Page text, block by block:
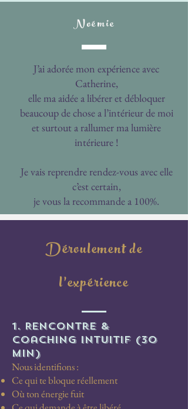
Noémie
J’ai adorée mon expérience avec
Catherine,
elle ma aidée a libérer et débloquer
beaucoup de chose a l’intérieur de moi
et surtout a rallumer ma lumière
intérieure !
Je vais reprendre rendez-vous avec elle
c’est certain,
je vous la recommande a 100%.
Déroulement de
l’expérience
1. Rencontre &
coaching intuitif (30
min)
Nous identifions :
Ce qui te bloque réellement
Où ton énergie fuit